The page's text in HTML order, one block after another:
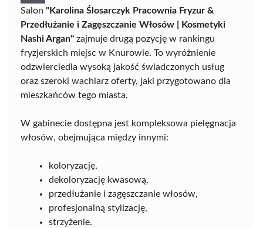
Salon "Karolina Ślosarczyk Pracownia Fryzur &
Przedłużanie i Zagęszczanie Włosów | Kosmetyki
Nashi Argan" zajmuje drugą pozycję w rankingu
fryzjerskich miejsc w Knurowie. To wyróżnienie
odzwierciedla wysoką jakość świadczonych usług
oraz szeroki wachlarz oferty, jaki przygotowano dla
mieszkańców tego miasta.
W gabinecie dostępna jest kompleksowa pielęgnacja
włosów, obejmująca między innymi:
koloryzację,
dekoloryzację kwasową,
przedłużanie i zagęszczanie włosów,
profesjonalną stylizację,
strzyżenie.